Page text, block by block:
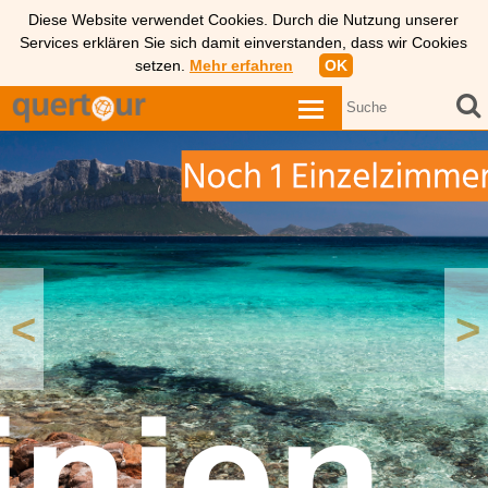
Diese Website verwendet Cookies. Durch die Nutzung unserer
Services erklären Sie sich damit einverstanden, dass wir Cookies
setzen. Mehr erfahren OK
< >